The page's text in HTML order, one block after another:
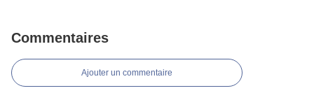
Commentaires
Ajouter un commentaire